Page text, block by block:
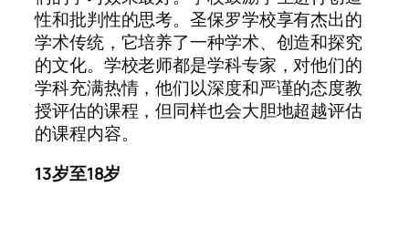
性和批判性的思考。圣保罗学校享有杰出的
学术传统，它培养了一种学术、创造和探究
的文化。学校老师都是学科专家，对他们的
学科充满热情，他们以深度和严谨的态度教
授评估的课程，但同样也会大胆地超越评估
的课程内容。
13岁至18岁